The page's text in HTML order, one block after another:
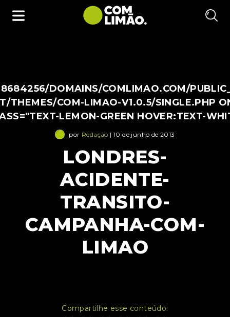
DOMAINS/COMLIMAO.COM/
THEMES/COM-LIMAO-V1.0.5/SINGLE.PHP
LEMON-GREEN HOVER:TEXT-
por Redação | 10 de junho de 2013
LONDRES-
ACIDENTE-
TRANSITO-
CAMPANHA-COM-
LIMAO
Compartilhe esse conteúdo: